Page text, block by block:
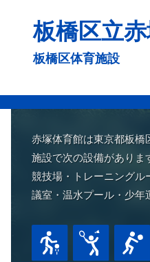
板橋区立
板橋区体育施設
赤塚体育館は東京都板橋
施設で次の設備がありま
競技場・トレーニングル
議室・温水プール・少年